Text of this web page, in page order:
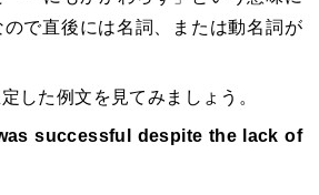
で直後には名詞、または動名詞が
した例文を見てみましょう。
successful despite the lack of